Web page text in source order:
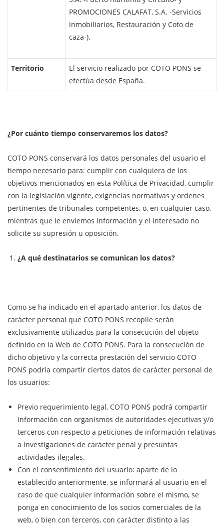
PROMOCIONES CALAFAT, S.A. -Servicios
inmobiliarios, Restauración y Coto de
caza-).
Territorio
El servicio realizado por COTO PONS se
efectúa desde España.
¿Por cuánto tiempo conservaremos los datos?
COTO PONS conservará los datos personales del usuario el
tiempo necesario para: cumplir con cualquiera de los
objetivos mencionados en esta Política de Privacidad, cumplir
con la legislación vigente, exigencias normativas y ordenes
pertinentes de tribunales competentes, o, en cualquier caso,
mientras que le enviemos información y el interesado no
solicite su supresión u oposición.
¿A qué destinatarios se comunican los datos?
Como se ha indicado en el apartado anterior, los datos de
carácter personal que COTO PONS recopile serán
exclusivamente utilizados para la consecución del objeto
definido en la Web de COTO PONS. Para la consecución de
dicho objetivo y la correcta prestación del servicio COTO
PONS podría compartir ciertos datos de carácter personal de
los usuarios:
Previo requerimiento legal, COTO PONS podrá compartir
información con organismos de autoridades ejecutivas y/o
terceros con respecto a peticiones de información relativas
a investigaciones de carácter penal y presuntas
actividades ilegales.
Con el consentimiento del usuario: aparte de lo
establecido anteriormente, se informará al usuario en el
caso de que cualquier información sobre el mismo, se
ponga en conocimiento de los socios comerciales de la
web, o bien con terceros, con carácter distinto a las